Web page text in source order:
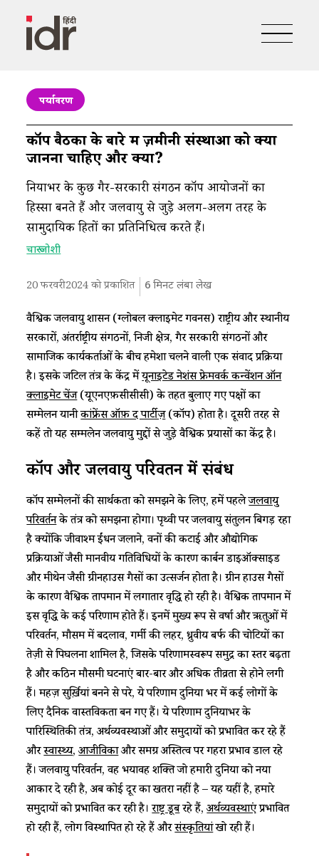
पर्यावरण
कॉप बैठकों के बारे में ज़मीनी संस्थाओं को क्या
जानना चाहिए और क्यों?
दुनियाभर के कुछ गैर-सरकारी संगठन कॉप आयोजनों का
हिस्सा बनते हैं और जलवायु से जुड़े अलग-अलग तरह के
सामुदायिक हितों का प्रतिनिधित्व करते हैं।
चारू जोशी
20 फरवरी 2024 को प्रकाशित 6मिनट लंबा लेख
वैश्विक जलवायु शासन (ग्लोबल क्लाइमेट गवर्नेंस) राष्ट्रीय और स्थानीय
सरकारों, अंतर्राष्ट्रीय संगठनों, निजी क्षेत्र, गैर सरकारी संगठनों और
सामाजिक कार्यकर्ताओं के बीच हमेशा चलने वाली एक संवाद प्रक्रिया
है। इसके जटिल तंत्र के केंद्र मेंयूनाइटेड नेशंस फ्रेमवर्क कन्वेंशन ऑन
क्लाइमेट चेंज(यूएनएफ़सीसीसी) के तहत बुलाए गए पक्षों का
सम्मेलन यानीकांफ्रेंस ऑफ़ द पार्टीज़(कॉप) होता है। दूसरी तरह से
कहें तो यह सम्मलेन जलवायु मुद्दों से जुड़े वैश्विक प्रयासों का केंद्र है।
कॉप और जलवायु परिवर्तन में संबंध
कॉप सम्मेलनों की सार्थकता को समझने के लिए, हमें पहलेजलवायु
परिवर्तनके तंत्र को समझना होगा। पृथ्वी पर जलवायु संतुलन बिगड़ रहा
है क्योंकि जीवाश्म ईंधन जलाने, वनों की कटाई और औद्योगिक
प्रक्रियाओं जैसी मानवीय गतिविधियों के कारण कार्बन डाइऑक्साइड
और मीथेन जैसी ग्रीनहाउस गैसों का उत्सर्जन होता है। ग्रीन हाउस गैसों
के कारण वैश्विक तापमान में लगातार वृद्धि हो रही है। वैश्विक तापमान में
इस वृद्धि के कई परिणाम होते हैं। इनमें मुख्य रूप से वर्षा और ऋतुओं में
परिवर्तन, मौसम में बदलाव, गर्मी की लहर, ध्रुवीय बर्फ की चोटियों का
तेज़ी से पिघलना शामिल है, जिसके परिणामस्वरूप समुद्र का स्तर बढ़ता
है और कठिन मौसमी घटनाएं बार-बार और अधिक तीव्रता से होने लगी
हैं। महज़ सुर्ख़ियां बनने से परे, ये परिणाम दुनिया भर में कई लोगों के
लिए दैनिक वास्तविकता बन गए हैं। ये परिणाम दुनियाभर के
पारिस्थितिकी तंत्र, अर्थव्यवस्थाओं और समुदायों को प्रभावित कर रहे हैं
औरस्वास्थ्य,आजीविकाऔर समग्र अस्तित्व पर गहरा प्रभाव डाल रहे
हैं। जलवायु परिवर्तन, वह भयावह शक्ति जो हमारी दुनिया को नया
आकार दे रही है, अब कोई दूर का खतरा नहीं है – यह यहीं है, हमारे
समुदायों को प्रभावित कर रही है।राष्ट्र डूबरहे हैं,अर्थव्यवस्थाएंप्रभावित
हो रही हैं, लोग विस्थापित हो रहे हैं औरसंस्कृतियांखो रही हैं।